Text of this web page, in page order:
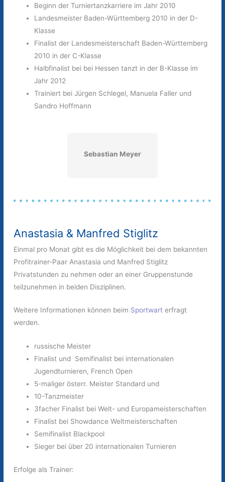
Beginn der Turniertanzkarriere im Jahr 2010
Landesmeister Baden-Württemberg 2010 in der D-
Klasse
Finalist der Landesmeisterschaft Baden-Württemberg
2010 in der C-Klasse
Halbfinalist bei bei Hessen tanzt in der B-Klasse im
Jahr 2012
Trainiert bei Jürgen Schlegel, Manuela Faller und
Sandro Hoffmann
Sebastian Meyer
Anastasia & Manfred Stiglitz
Einmal pro Monat gibt es die Möglichkeit bei dem bekannten
Profitrainer-Paar Anastasia und Manfred Stiglitz
Privatstunden zu nehmen oder an einer Gruppenstunde
teilzunehmen in beiden Disziplinen.
Weitere Informationen können beim Sportwart erfragt
werden.
russische Meister
Finalist und Semifinalist bei internationalen
Jugendturnieren, French Open
5-maliger österr. Meister Standard und
10-Tanzmeister
3facher Finalist bei Welt- und Europameisterschaften
Finalist bei Showdance Weltmeisterschaften
Semifinalist Blackpool
Sieger bei über 20 internationalen Turnieren
Erfolge als Trainer: